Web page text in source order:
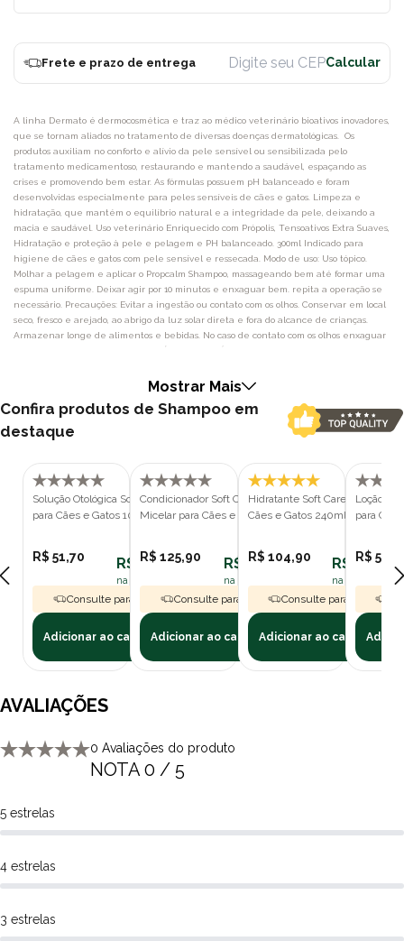
Frete e prazo de entrega
A linha Dermato é dermocosmética e traz ao médico veterinário bioativos inovadores,
que se tornam aliados no tratamento de diversas doenças dermatológicas. Os
produtos auxiliam no conforto e alívio da pele sensível ou sensibilizada pelo
tratamento medicamentoso, restaurando e mantendo a saudável, espaçando as
crises e promovendo bem estar. As fórmulas possuem pH balanceado e foram
desenvolvidas especialmente para peles sensíveis de cães e gatos. Limpeza e
hidratação, que mantém o equilíbrio natural e a integridade da pele, deixando a
macia e saudável. Uso veterinário Enriquecido com Própolis, Tensoativos Extra Suaves,
Hidratação e proteção à pele e pelagem e PH balanceado. 300ml Indicado para
higiene de cães e gatos com pele sensível e ressecada. Modo de uso: Uso tópico.
Molhar a pelagem e aplicar o Propcalm Shampoo, massageando bem até formar uma
espuma uniforme. Deixar agir por 10 minutos e enxaguar bem. repita a operação se
necessário. Precauções: Evitar a ingestão ou contato com os olhos. Conservar em local
seco, fresco e arejado, ao abrigo da luz solar direta e fora do alcance de crianças.
Armazenar longe de alimentos e bebidas. No caso de contato com os olhos enxaguar
Coco, Extrato de Própolis, D Pantenol, Mentol, Poliquatérnio e Conservantes.
Mostrar Mais
Confira produtos de Shampoo em
destaque
Solução Otológica Soft Care Propcalm
para Cães e Gatos 100ml
R$ 51,70 R$ 46,53
na assinatura polipet
Consulte para Frete Grátis
Adicionar ao carrinho
Condicionador Soft Care K-Treat
Micelar para Cães e Gatos 290ml
R$ 125,90 R$ 113,31
na assinatura polipet
Consulte para Frete Grátis
Adicionar ao carrinho
Hidratante Soft Care Hidra T
Cães e Gatos 240ml
R$ 104,90 R$ 94,41
na assinatura
Consulte para Frete
Adicionar ao carrinho
Loção
para
R$
AVALIAÇÕES
0 Avaliações do produto
NOTA 0 / 5
5 estrelas
4 estrelas
3 estrelas